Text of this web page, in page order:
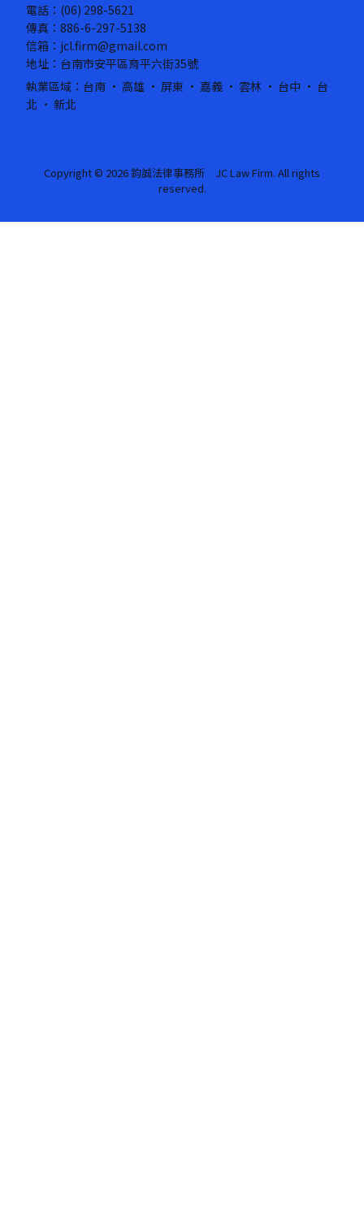
電話：(06) 298-5621
傳真：886-6-297-5138
信箱：jcl.firm@gmail.com
地址：台南市安平區育平六街35號
執業區域：台南 · 高雄 · 屏東 · 嘉義 · 雲林 · 台中 · 台
北 · 新北
Copyright © 2026 鈞誠法律事務所 JC Law Firm. All rights
reserved.